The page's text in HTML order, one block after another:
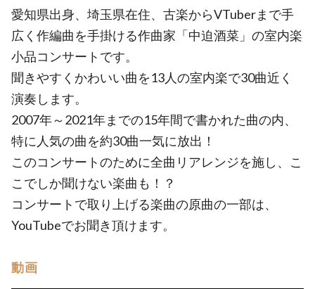
愛知県出身、埼玉県在住、古楽からVTuberまで手
広く作編曲を手掛ける作曲家「中迫酒菜」の室内楽
小品コンサートです。
聞きやすくかわいい曲を13人の室内楽で30曲近く
演奏します。
2007年～2021年までの15年間で書かれた曲の内、
特に人気の曲を約30曲一気に放出！
このコンサートのために全曲リアレンジを施し、こ
こでしか聞けない楽曲も！？
コンサートで取り上げる楽曲の原曲の一部は、
YouTubeでお聞き頂けます。
動画